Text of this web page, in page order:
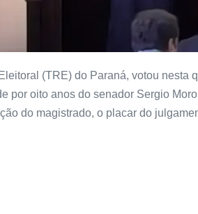
(TRE) do Paraná, votou nesta
por oito anos do senador Sergio Moro
do magistrado, o placar do